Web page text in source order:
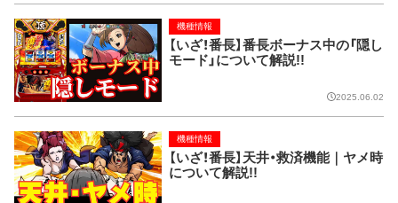
【いざ！番長】番長ボーナス中の「隠し
モード」について解説!!
機種情報
2025.06.02
【いざ！番長】天井・救済機能｜ヤメ時
について解説!!
機種情報